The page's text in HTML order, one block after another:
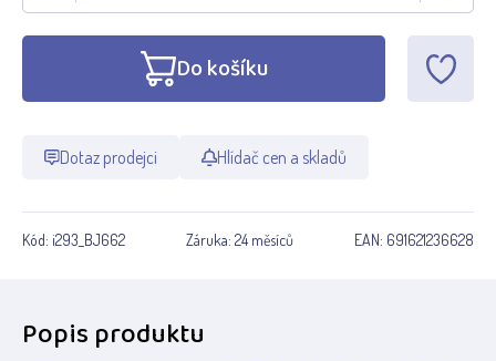
Do košíku
Dotaz prodejci Hlídač cen a skladů
Kód: i293_BJ662 Záruka: 24 měsíců EAN: 691621236628
Popis produktu